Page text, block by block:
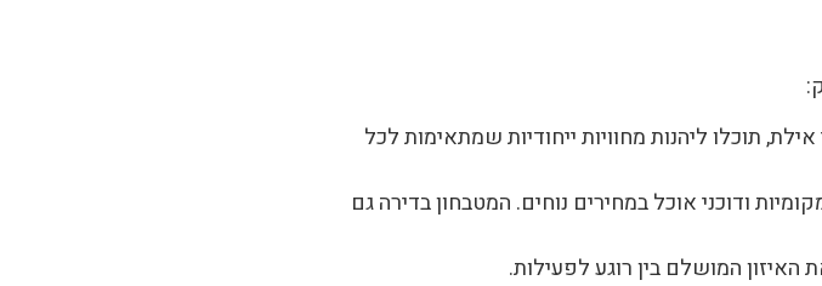
תוכלו ליהנות מחוויות ייחודיות שמתאימות לכל
ודוכני אוכל במחירים נוחים. המטבחון בדירה גם
האיזון המושלם בין רוגע לפעילות.